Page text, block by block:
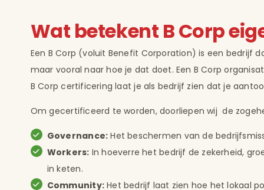
Wat betekent B Corp
Een B Corp (voluit Benefit Corporation) is een bedrijf
maar vooral naar hoe je dat doet. Een B Corp
B Corp certificering laat je als bedrijf zien dat je
Om gecertificeerd te worden, doorliepen wij de
Governance: Het beschermen van de
Workers: In hoeverre het bedrijf de zekerheid,
in keten.
Community:Het bedrijf laat zien hoe het lokaal